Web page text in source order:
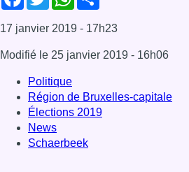
17 janvier 2019 - 17h23
Modifié le 25 janvier 2019 - 16h06
Politique
Région de Bruxelles-capitale
Élections 2019
News
Schaerbeek